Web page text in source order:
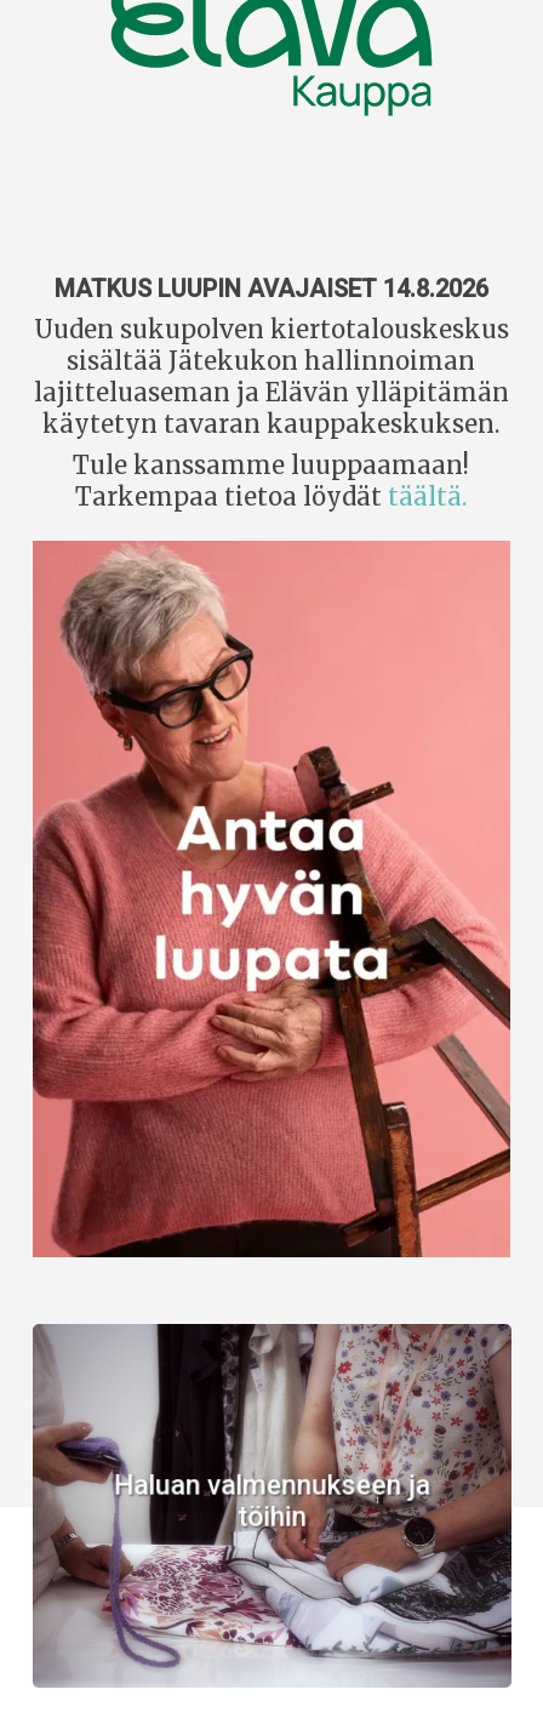
MATKUS LUUPIN AVAJAISET 14.8.2026
Uuden sukupolven kiertotalouskeskus
sisältää Jätekukon hallinnoiman
lajitteluaseman ja Elävän ylläpitämän
käytetyn tavaran kauppakeskuksen.
Tule kanssamme luuppaamaan!
Tarkempaa tietoa löydät täältä.
Lue
lisää
Haluan valmennukseen ja
töihin